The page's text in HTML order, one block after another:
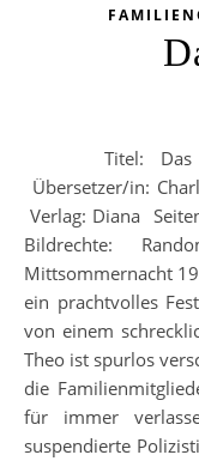
Titel: Das Seehaus Autor/in: Kate Morton
Übersetzer/in:
Verlag: Diana
Bildrechte:
Mittsommernacht
ein prachtvolles
von einem
Theo ist spurlos
die
für immer
suspendierte